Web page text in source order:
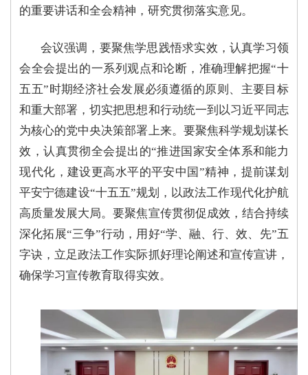
的重要讲话和全会精神，研究贯彻落实意见。
会议强调， 要聚焦学思践悟求实效， 认真学习领
会全会提出的一系列观点和论断，准确理解把握“十
五五”时期经济社会发展必须遵循的原则、主要目标
和重大部署，切实把思想和行动统一到以习近平同志
为核心的党中央决策部署上来。 要聚焦科学规划谋长
效 ，认真贯彻全会提出的“推进国家安全体系和能力
现代化，建设更高水平的平安中国”精神，提前谋划
平安宁德建设“十五五”规划，以政法工作现代化护航
高质量发展大局。要聚焦宣传贯彻促成效， 结合持续
深化拓展“三争”行动，用好“学、融、行、效、先”五
字诀，立足政法工作实际抓好理论阐述和宣传宣讲，
确保学习宣传教育取得实效。